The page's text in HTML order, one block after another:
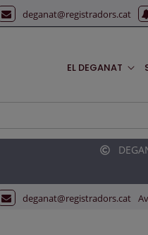
deganat@registradors.cat
EL DEGANAT
deganat@registradors.cat